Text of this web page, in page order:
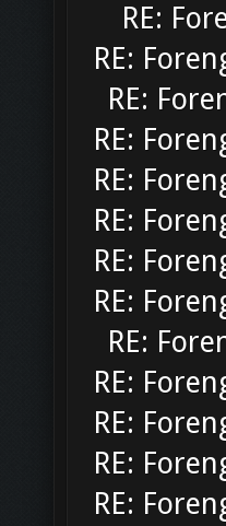
RE:
RE:
RE:
RE:
RE:
RE:
RE:
RE:
RE:
RE:
RE:
RE:
RE: